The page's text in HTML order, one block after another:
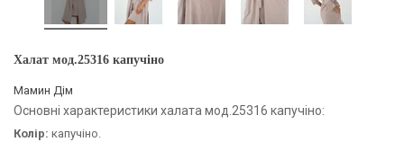
Халат мод.25316 капучіно
Мамин Дім
Основні характеристики халата мод.25316 капучіно:
Колір: капучіно.